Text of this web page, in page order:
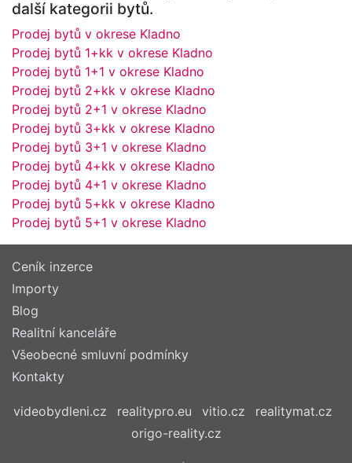
další kategorii bytů.
Prodej bytů v okrese Kladno
Prodej bytů 1+kk v okrese Kladno
Prodej bytů 1+1 v okrese Kladno
Prodej bytů 2+kk v okrese Kladno
Prodej bytů 2+1 v okrese Kladno
Prodej bytů 3+kk v okrese Kladno
Prodej bytů 3+1 v okrese Kladno
Prodej bytů 4+kk v okrese Kladno
Prodej bytů 4+1 v okrese Kladno
Prodej bytů 5+kk v okrese Kladno
Prodej bytů 5+1 v okrese Kladno
Ceník inzerce
Importy
Blog
Realitní kanceláře
Všeobecné smluvní podmínky
Kontakty
videobydleni.cz realitypro.eu vitio.cz
realitymat.cz
origo-reality.cz